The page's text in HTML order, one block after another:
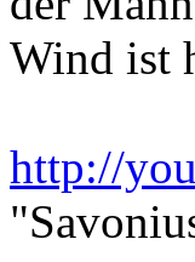
Wind ist
http://